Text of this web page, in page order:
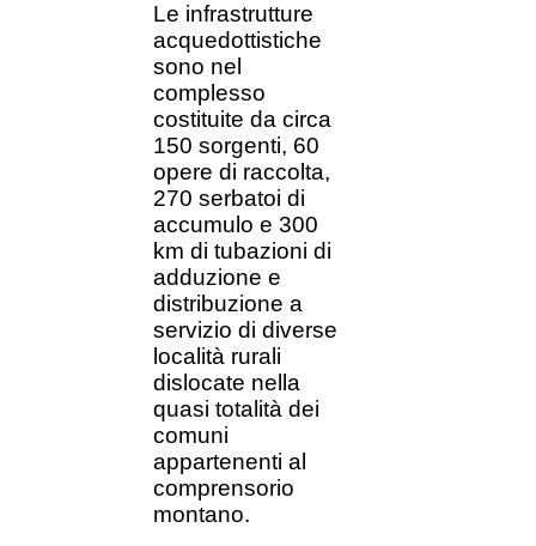
Le infrastrutture
acquedottistiche
sono nel
complesso
costituite da circa
150 sorgenti, 60
opere di raccolta,
270 serbatoi di
accumulo e 300
km di tubazioni di
adduzione e
distribuzione a
servizio di diverse
località rurali
dislocate nella
quasi totalità dei
comuni
appartenenti al
comprensorio
montano.